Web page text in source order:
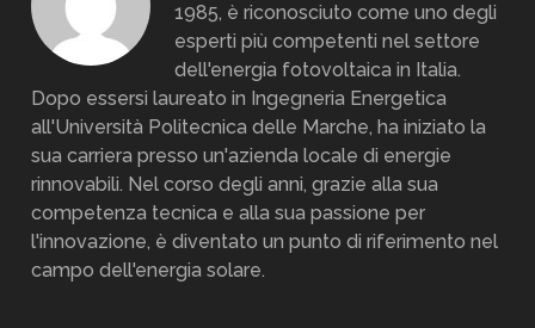
1985, è riconosciuto come uno degli
esperti più competenti nel settore
dell'energia fotovoltaica in Italia.
Dopo essersi laureato in Ingegneria Energetica
all'Università Politecnica delle Marche, ha iniziato la
sua carriera presso un'azienda locale di energie
rinnovabili. Nel corso degli anni, grazie alla sua
competenza tecnica e alla sua passione per
l'innovazione, è diventato un punto di riferimento nel
campo dell'energia solare.